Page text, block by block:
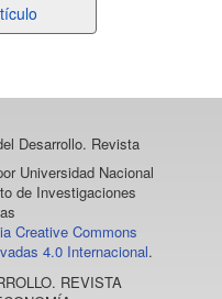
Desarrollo. Revista
Universidad Nacional
de Investigaciones
Creative Commons
4.0 Internacional.
REVISTA